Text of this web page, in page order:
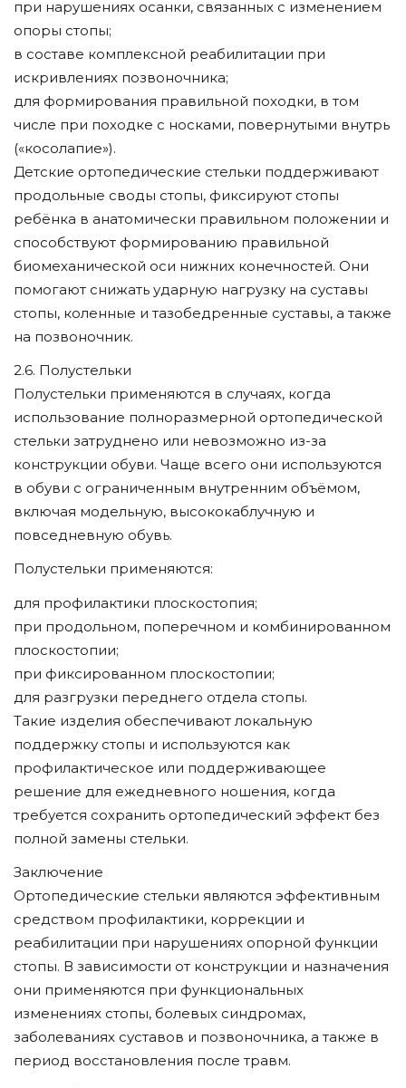
при нарушениях осанки, связанных с изменением
опоры стопы;
в составе комплексной реабилитации при
искривлениях позвоночника;
для формирования правильной походки, в том
числе при походке с носками, повернутыми внутрь
(«косолапие»).
Детские ортопедические стельки поддерживают
продольные своды стопы, фиксируют стопы
ребёнка в анатомически правильном положении и
способствуют формированию правильной
биомеханической оси нижних конечностей. Они
помогают снижать ударную нагрузку на суставы
стопы, коленные и тазобедренные суставы, а также
на позвоночник.
2.6. Полустельки
Полустельки применяются в случаях, когда
использование полноразмерной ортопедической
стельки затруднено или невозможно из-за
конструкции обуви. Чаще всего они используются
в обуви с ограниченным внутренним объёмом,
включая модельную, высококаблучную и
повседневную обувь.
Полустельки применяются:
для профилактики плоскостопия;
при продольном, поперечном и комбинированном
плоскостопии;
при фиксированном плоскостопии;
для разгрузки переднего отдела стопы.
Такие изделия обеспечивают локальную
поддержку стопы и используются как
профилактическое или поддерживающее
решение для ежедневного ношения, когда
требуется сохранить ортопедический эффект без
полной замены стельки.
Заключение
Ортопедические стельки являются эффективным
средством профилактики, коррекции и
реабилитации при нарушениях опорной функции
стопы. В зависимости от конструкции и назначения
они применяются при функциональных
изменениях стопы, болевых синдромах,
заболеваниях суставов и позвоночника, а также в
период восстановления после травм.